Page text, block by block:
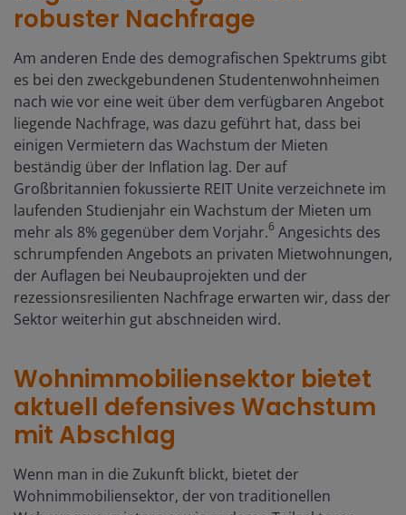
robuster Nachfrage
Am anderen Ende des demografischen Spektrums gibt
es bei den zweckgebundenen Studentenwohnheimen
nach wie vor eine weit über dem verfügbaren Angebot
liegende Nachfrage, was dazu geführt hat, dass bei
einigen Vermietern das Wachstum der Mieten
beständig über der Inflation lag. Der auf
Großbritannien fokussierte REIT Unite verzeichnete im
laufenden Studienjahr ein Wachstum der Mieten um
mehr als 8% gegenüber dem Vorjahr.6 Angesichts des
schrumpfenden Angebots an privaten Mietwohnungen,
der Auflagen bei Neubauprojekten und der
rezessionsresilienten Nachfrage erwarten wir, dass der
Sektor weiterhin gut abschneiden wird.
Wohnimmobiliensektor bietet
aktuell defensives Wachstum
mit Abschlag
Wenn man in die Zukunft blickt, bietet der
Wohnimmobiliensektor, der von traditionellen